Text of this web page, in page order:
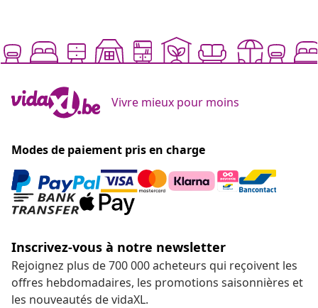
Vivre mieux pour moins
Modes de paiement pris en charge
Inscrivez-vous à notre newsletter
Rejoignez plus de 700 000 acheteurs qui reçoivent les
offres hebdomadaires, les promotions saisonnières et
les nouveautés de vidaXL.